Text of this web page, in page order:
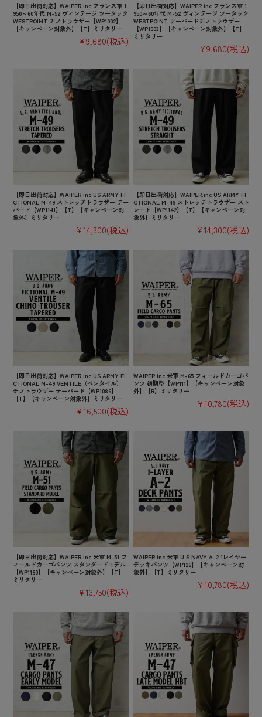
【即日出荷対応】WAIPER.inc フランス軍 1
950～60年代 M-52 ヴィンテージ ツータック
WESTPOINT チノトラウザー【WP1002】
【キャンペーン対象外】【T】ミリタリー
¥9,680(税込)
【即日出荷対応】WAIPER.inc フランス軍 1
950～60年代 M-52 ヴィンテージ ツータック
WESTPOINT テーパードチノトラウザー
【WP1003】【キャンペーン対象外】【T】
ミリタリー
¥9,680(税込)
【即日出荷対応】WAIPER.inc US ARMY FI
CTIONAL M-49 ストレッチトラウザー テー
パード【WP1141】【T】【キャンペーン対
象外】ミリタリー
¥14,300(税込)
【即日出荷対応】WAIPER.inc US ARMY FI
CTIONAL M-49 ストレッチトラウザー スト
レート【WP1142】【T】【キャンペーン対
象外】ミリタリー
¥14,300(税込)
【即日出荷対応】WAIPER.inc US ARMY FI
CTIONAL M-49 VENTILE（ベンタイル）
チノトラウザー テーパード【WP1086】
【T】【キャンペーン対象外】ミリタリー
¥16,500(税込)
WAIPER.inc 米軍 M-65 フィールドカーゴパ
ンツ 初期型【WP111】【キャンペーン対象
外】【R】ミリタリー
¥10,780(税込)
【即日出荷対応】WAIPER.inc 米軍 M-51 フ
ィールドカーゴパンツ スタンダードモデル
【WP1160】【キャンペーン対象外】【T】
ミリタリー
¥13,750(税込)
WAIPER.inc 米軍 U.S.NAVY A-2 1レイヤー
デッキパンツ【WP126】【キャンペーン対
象外】【T】ミリタリー
¥10,780(税込)